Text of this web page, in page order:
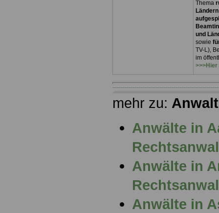
Thema
Ländern
und
sowie
TV-L),
im
mehr zu:
Anwälte in
Anwälte in
Anwälte in